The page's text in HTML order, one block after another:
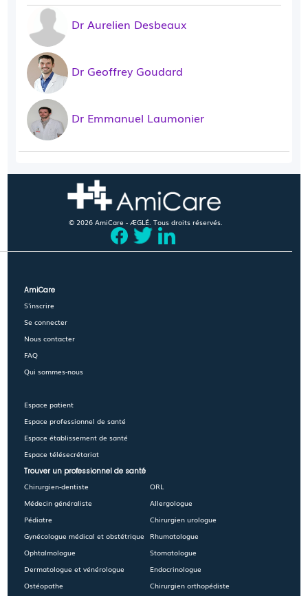
Dr Aurelien Desbeaux
Dr Geoffrey Goudard
Dr Emmanuel Laumonier
© 2026 AmiCare - ÆGLÉ. Tous droits réservés.
AmiCare
S'inscrire
Se connecter
Nous contacter
FAQ
Qui sommes-nous
Espace patient
Espace professionnel de santé
Espace établissement de santé
Espace télésecrétariat
Trouver un professionnel de santé
Chirurgien-dentiste
Médecin généraliste
Pédiatre
Gynécologue médical et obstétrique
Ophtalmologue
Dermatologue et vénérologue
Ostéopathe
ORL
Allergologue
Chirurgien urologue
Rhumatologue
Stomatologue
Endocrinologue
Chirurgien orthopédiste